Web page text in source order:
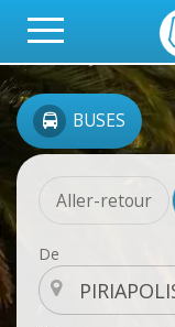
BUSES
Aller-retour
De